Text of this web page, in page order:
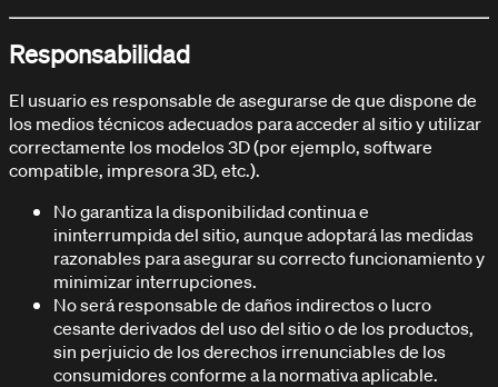
Responsabilidad
El usuario es responsable de asegurarse de que dispone de
los medios técnicos adecuados para acceder al sitio y utilizar
correctamente los modelos 3D (por ejemplo, software
compatible, impresora 3D, etc.).
No garantiza la disponibilidad continua e
ininterrumpida del sitio, aunque adoptará las medidas
razonables para asegurar su correcto funcionamiento y
minimizar interrupciones.
No será responsable de daños indirectos o lucro
cesante derivados del uso del sitio o de los productos,
sin perjuicio de los derechos irrenunciables de los
consumidores conforme a la normativa aplicable.